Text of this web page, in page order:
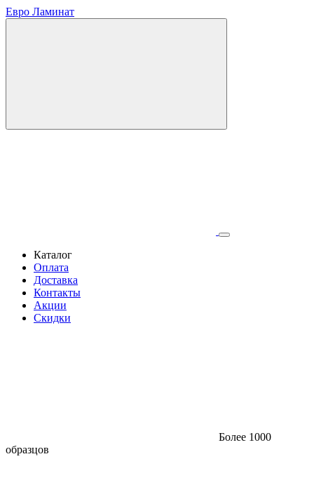
Евро Ламинат
Каталог
Оплата
Доставка
Контакты
Акции
Скидки
Более 1000
образцов